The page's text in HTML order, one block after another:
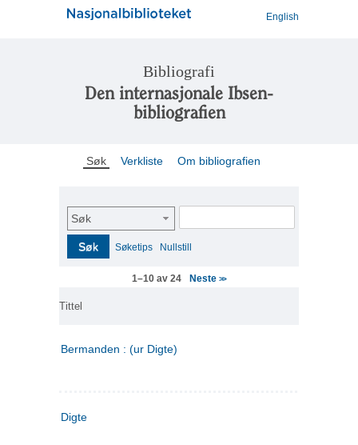
English
Bibliografi
Den internasjonale Ibsen-
bibliografien
Søk Verkliste Om bibliografien
Søk
Søk Søketips Nullstill
1–10 av 24 Neste>>
Tittel
Bermanden : (ur Digte)
Digte